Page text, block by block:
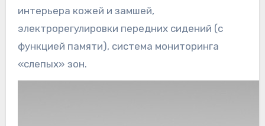
интерьера кожей и замшей,
электрорегулировки передних сидений (с
функцией памяти), система мониторинга
«слепых» зон.